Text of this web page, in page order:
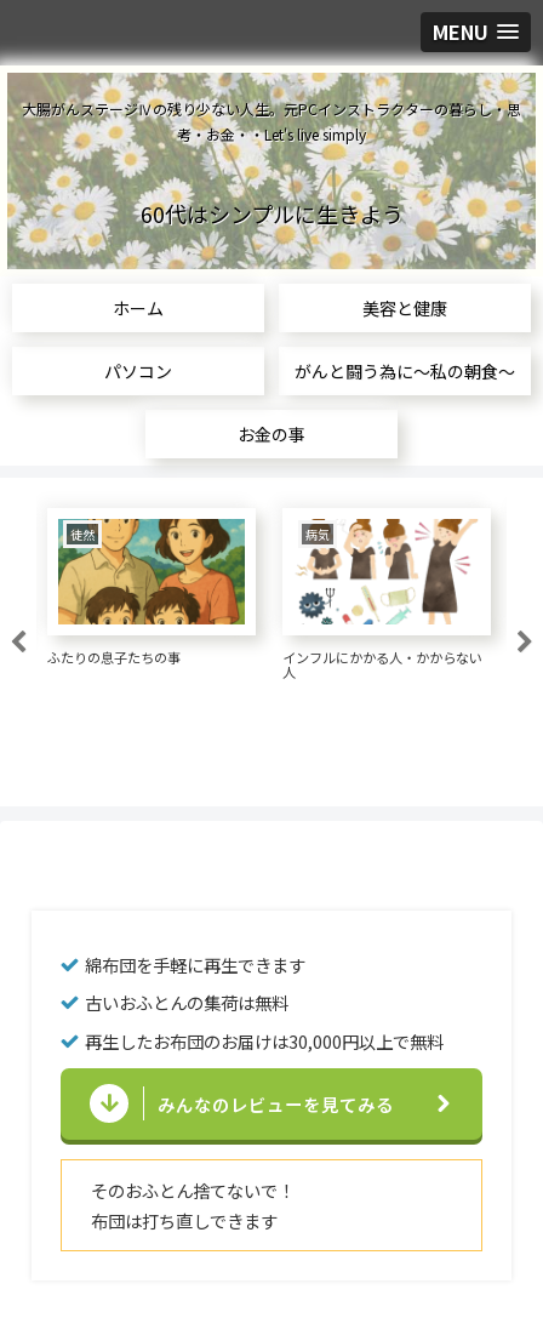
MENU
大腸がんステージⅣの残り少ない人生。元PCインストラクターの暮らし・思
考・お金・・Let's live simply
60代はシンプルに生きよう
ホーム 美容と健康
パソコン がんと闘う為に～私の朝食～
お金の事
食生活
大腸がん 1.5リットルの水が大事
美容と健康
綿布団を手軽に再生できます
古いおふとんの集荷は無料
再生したお布団のお届けは30,000円以上で無料
みんなのレビューを見てみる
そのおふとん捨てないで！
布団は打ち直しできます